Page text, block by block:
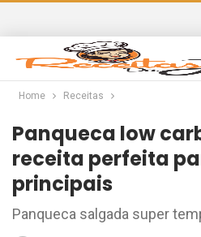
Home Receitas
Panqueca low
receita perfeita
principais
Panqueca salgada super